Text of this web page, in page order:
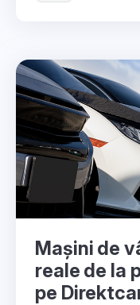
Mașini de
reale de la
pe